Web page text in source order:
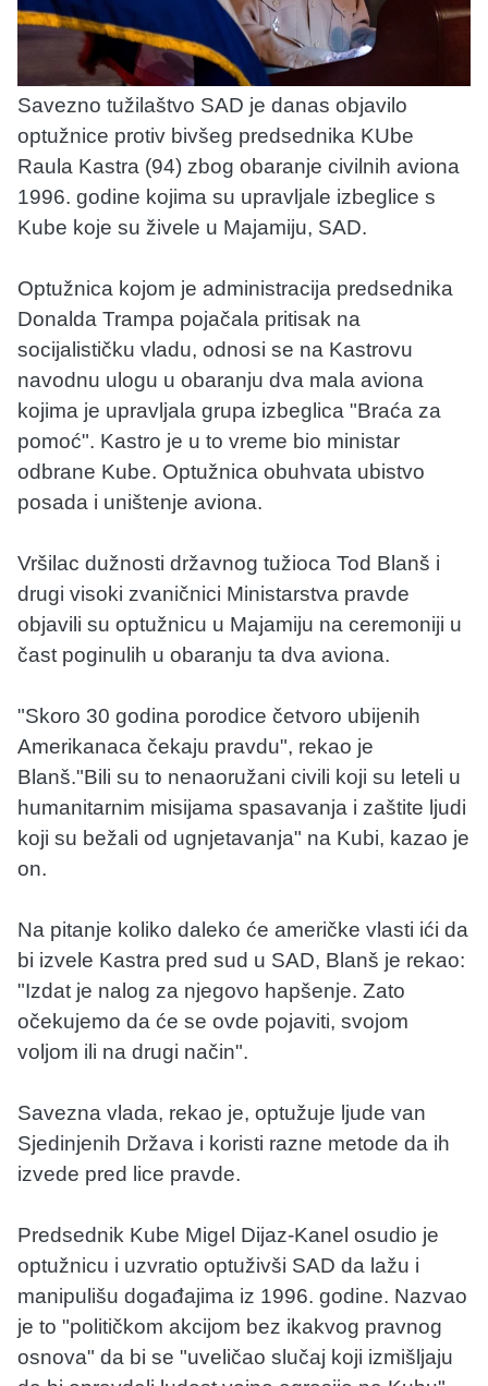
Savezno tužilaštvo SAD je danas objavilo
optužnice protiv bivšeg predsednika KUbe
Raula Kastra (94) zbog obaranje civilnih aviona
1996. godine kojima su upravljale izbeglice s
Kube koje su živele u Majamiju, SAD.
Optužnica kojom je administracija predsednika
Donalda Trampa pojačala pritisak na
socijalističku vladu, odnosi se na Kastrovu
navodnu ulogu u obaranju dva mala aviona
kojima je upravljala grupa izbeglica "Braća za
pomoć". Kastro je u to vreme bio ministar
odbrane Kube. Optužnica obuhvata ubistvo
posada i uništenje aviona.
Vršilac dužnosti državnog tužioca Tod Blanš i
drugi visoki zvaničnici Ministarstva pravde
objavili su optužnicu u Majamiju na ceremoniji u
čast poginulih u obaranju ta dva aviona.
"Skoro 30 godina porodice četvoro ubijenih
Amerikanaca čekaju pravdu", rekao je
Blanš."Bili su to nenaoružani civili koji su leteli u
humanitarnim misijama spasavanja i zaštite ljudi
koji su bežali od ugnjetavanja" na Kubi, kazao je
on.
Na pitanje koliko daleko će američke vlasti ići da
bi izvele Kastra pred sud u SAD, Blanš je rekao:
"Izdat je nalog za njegovo hapšenje. Zato
očekujemo da će se ovde pojaviti, svojom
voljom ili na drugi način".
Savezna vlada, rekao je, optužuje ljude van
Sjedinjenih Država i koristi razne metode da ih
izvede pred lice pravde.
Predsednik Kube Migel Dijaz-Kanel osudio je
optužnicu i uzvratio optuživši SAD da lažu i
manipulišu događajima iz 1996. godine. Nazvao
je to "političkom akcijom bez ikakvog pravnog
osnova" da bi se "uveličao slučaj koji izmišljaju